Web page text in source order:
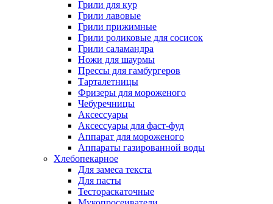
Грили для кур
Грили лавовые
Грили прижимные
Грили роликовые для сосисок
Грили саламандра
Ножи для шаурмы
Прессы для гамбургеров
Тарталетницы
Фризеры для мороженого
Чебуречницы
Аксессуары
Аксессуары для фаст-фуд
Аппарат для мороженого
Аппараты газированной воды
Хлебопекарное
Для замеса текста
Для пасты
Тестораскаточные